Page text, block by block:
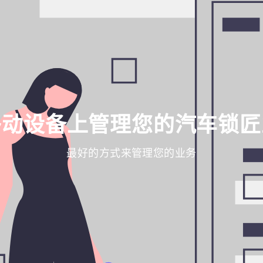
设备上管理您的汽车锁
最好的方式来管理您的业务